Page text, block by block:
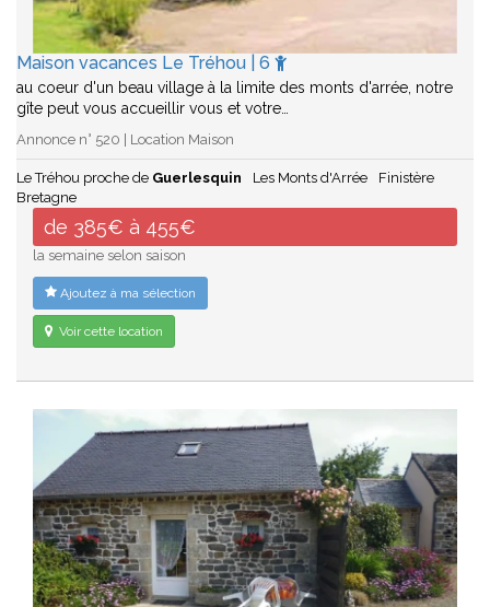
Maison vacances Le Tréhou | 6
au coeur d'un beau village à la limite des monts d'arrée, notre
gîte peut vous accueillir vous et votre…
Annonce n° 520 | Location Maison
Le Tréhou proche de Guerlesquin Les Monts d'Arrée
Finistère
Bretagne
de 385€ à 455€
la semaine selon saison
Ajoutez à ma sélection
Voir cette location